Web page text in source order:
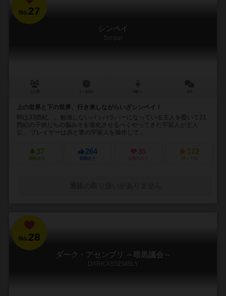
No.27
シンペイ
Simpei
上の世界と下の世界、行き来しながらいざシンペイ！
時は33西紀…。勉強しないパッパラパーになっている主人を憂いて21
西紀の子供たちの脳みそを進化させるべくやってきた宇宙人が主人
公。 プレイヤーは赤と青の宇宙人を操作して...
37
興味あり
264
経験あり
35
お気に入り
172
持ってる
No.28
ダーク・アセンブリ ～暗黒議会～
DARK ASSEMBLY